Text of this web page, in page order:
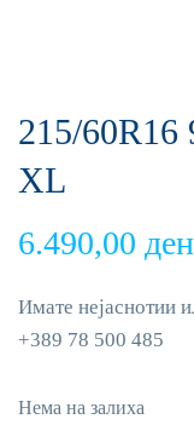
215/60R16
XL
6.490,00 ден
Имате нејаснотии
+389 78 500 485
Нема на залиха